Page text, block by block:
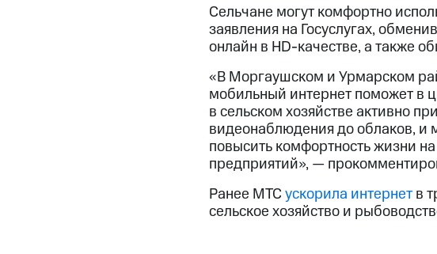
Сельчане могут комфортно
заявления на Госуслугах,
онлайн в HD-качестве, а также
«В Моргаушском и Урмарском
мобильный интернет поможет в
в сельском хозяйстве активно
видеонаблюдения до облаков, и
повысить комфортность жизни
предприятий», —
Ранее МТСускорила интернетв
сельское хозяйство и